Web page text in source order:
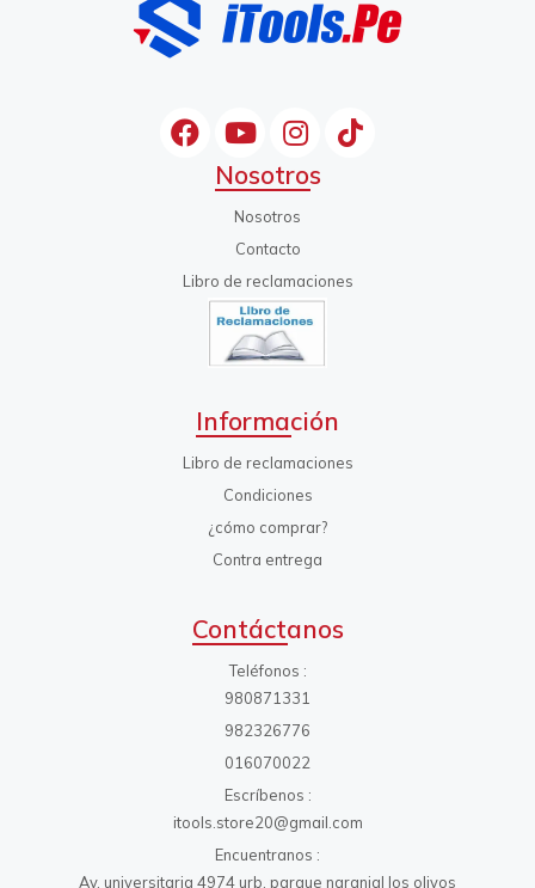
Nosotros
Nosotros
Contacto
Libro de reclamaciones
Información
Libro de reclamaciones
Condiciones
¿cómo comprar?
Contra entrega
Contáctanos
Teléfonos
980871331
982326776
016070022
Escríbenos
itools.store20@gmail.com
Encuentranos
Av. universitaria 4974 urb. parque naranjal los olivos